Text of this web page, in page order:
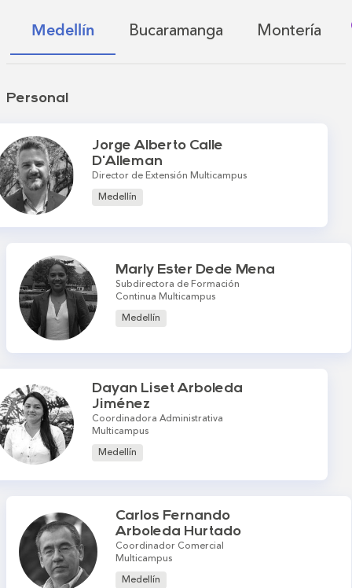
Medellín Bucaramanga Montería
Personal
Jorge Alberto Calle
D'Alleman
Director de Extensión Multicampus
Medellín
Marly Ester Dede Mena
Subdirectora de Formación
Continua Multicampus
Medellín
Dayan Liset Arboleda
Jiménez
Coordinadora Administrativa
Multicampus
Medellín
Carlos Fernando
Arboleda Hurtado
Coordinador Comercial
Multicampus
Medellín